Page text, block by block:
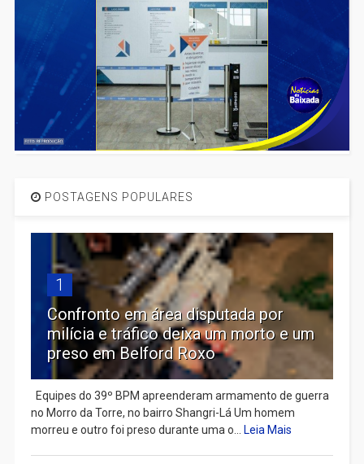
POSTAGENS POPULARES
1
Confronto em área disputada por
milícia e tráfico deixa um morto e um
preso em Belford Roxo
Equipes do 39º BPM apreenderam armamento de guerra
no Morro da Torre, no bairro Shangri-Lá Um homem
morreu e outro foi preso durante uma o... Leia Mais